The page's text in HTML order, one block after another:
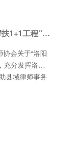
诚然所贯彻落实“洛阳市县域律所帮扶1+1工程”精神，与结对律所金晖所开展座谈联谊
会关于“洛阳
充分发挥洛阳
县域律师事务
党支部书记
伟、高辛